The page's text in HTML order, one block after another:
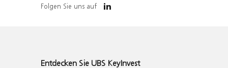
Folgen Sie uns auf
Entdecken Sie UBS KeyInvest